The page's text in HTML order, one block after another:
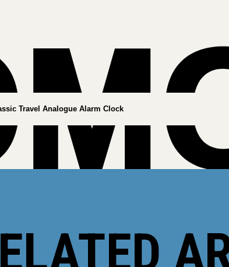
Travel Analogue Alarm Clock